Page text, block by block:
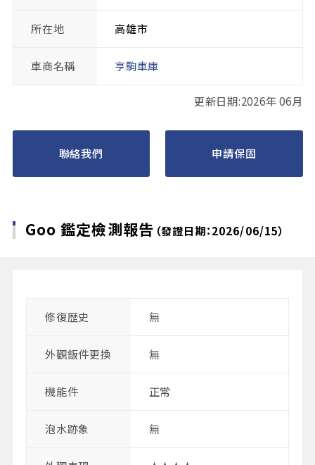
所在地 高雄市
車商名稱 亨駒車庫
更新日期:2026年 06月
聯絡我們 申請保固
Goo 鑑定檢測報告 （發證日期：2026/06/15）
修復歴史 無
外觀鈑件更換 無
機能件 正常
泡水跡象 無